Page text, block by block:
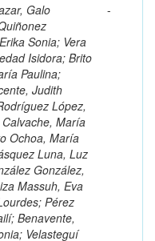
Galo
Sonia; Vera
Isidora; Brito
Paulina;
Judith
López,
María
Ochoa, María
Luna, Luz
González,
Massuh, Eva
Pérez
Benavente,
Velasteguí
-